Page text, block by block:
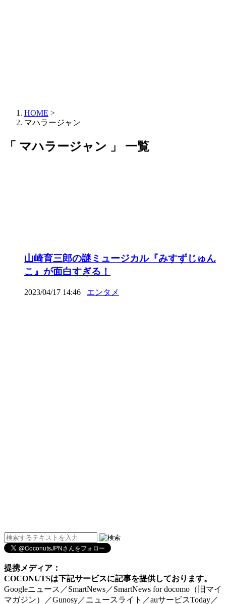
HOME >
マハラージャン
「 マハラージャン 」 一覧
山崎育三郎の謎ミュージカル『みすずじゅん
こ』が面白すぎる！
2023/04/17 14:46 エンタメ
提携メディア：
COCONUTSは下記サービスに記事を提供しております。
Googleニュース／SmartNews／SmartNews for docomo（旧マイ
マガジン）／Gunosy／ニュースライト／auサービスToday／